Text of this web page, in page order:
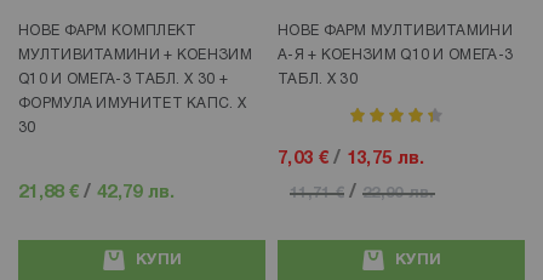
НОВЕ ФАРМ КОМПЛЕКТ
МУЛТИВИТАМИНИ + КОЕНЗИМ
Q10 И ОМЕГА-3 ТАБЛ. Х 30 +
ФОРМУЛА ИМУНИТЕТ КАПС. Х
30
21,88 € /42,79 лв.
КУПИ
НОВЕ ФАРМ МУЛТИВИТАМИНИ
А-Я + КОЕНЗИМ Q10 И ОМЕГА-3
ТАБЛ. Х 30
рейтинг:
7,03 €/ 13,75 лв.
11,71 € /22,90 лв.
КУПИ